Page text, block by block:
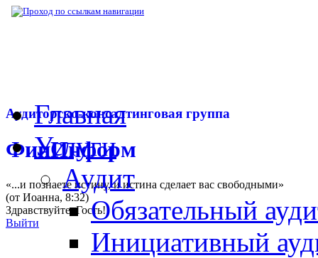
Аудиторско-консалтинговая группа
ФинИнформ
«...и познаете истину, и истина сделает вас свободными»
(от Иоанна, 8:32)
Здравствуйте,Гость!
Выйти
Главная
Услуги
Аудит
Обязательный
Инициативный